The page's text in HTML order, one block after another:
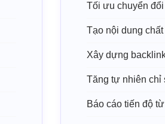
Tối ưu chuyển
Tạo nội dung
Xây dựng
Tăng tự nhiên chỉ
Báo cáo tiến độ